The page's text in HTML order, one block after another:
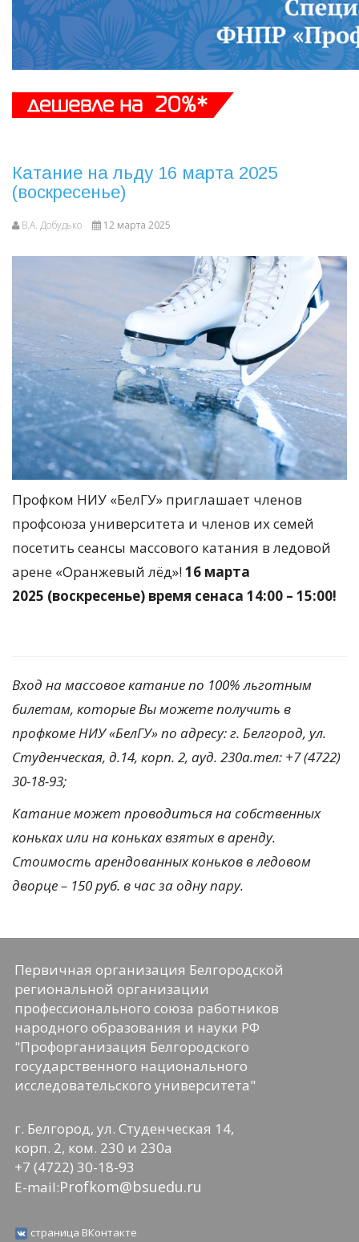
Катание на льду 16 марта 2025
(воскресенье)
В.А. Добудько 12 марта 2025
Профком НИУ «БелГУ» приглашает членов
профсоюза университета и членов их семей
посетить сеансы массового катания в ледовой
арене «Оранжевый лёд»!16 марта
2025 (воскресенье) время сенаса 14:00 – 15:00!
Вход на массовое катание по 100% льготным
билетам, которые Вы можете получить в
профкоме НИУ «БелГУ» по адресу: г. Белгород, ул.
Студенческая, д.14, корп. 2, ауд. 230а.тел: +7 (4722)
30-18-93;
Катание может проводиться на собственных
коньках или на коньках взятых в аренду.
Стоимость арендованных коньков в ледовом
дворце – 150 руб. в час за одну пару.
Первичная организация Белгородской
региональной организации
профессионального союза работников
народного образования и науки РФ
"Профорганизация Белгородского
государственного национального
исследовательского университета"
г. Белгород, ул. Студенческая 14,
корп. 2, ком. 230 и 230а
+7 (4722) 30-18-93
E-mail:Profkom@bsuedu.ru
страница ВКонтакте